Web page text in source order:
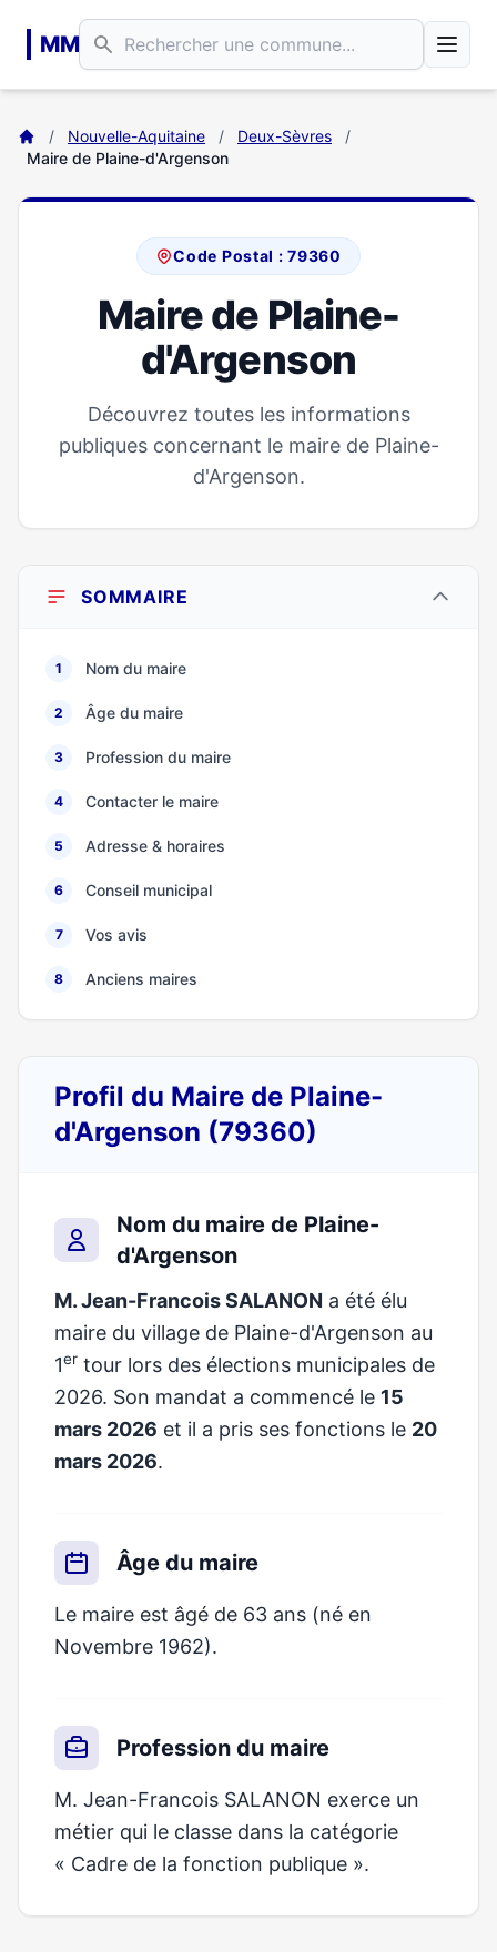
MM
/ Nouvelle-Aquitaine / Deux-Sèvres
/
Maire de Plaine-d'Argenson
Code Postal : 79360
Maire de Plaine-
d'Argenson
Découvrez toutes les informations
publiques concernant le maire de Plaine-
d'Argenson.
SOMMAIRE
1 Nom du maire
2 Âge du maire
3 Profession du maire
4 Contacter le maire
5 Adresse & horaires
6 Conseil municipal
7 Vos avis
8 Anciens maires
Profil du Maire de Plaine-
d'Argenson (79360)
Nom du maire de Plaine-
d'Argenson
M. Jean-Francois SALANON a été élu
maire du village de Plaine-d'Argenson au
1er tour lors des élections municipales de
2026. Son mandat a commencé le 15
mars 2026 et il a pris ses fonctions le 20
mars 2026.
Âge du maire
Le maire est âgé de 63 ans (né en
Novembre 1962).
Profession du maire
M. Jean-Francois SALANON exerce un
métier qui le classe dans la catégorie
« Cadre de la fonction publique ».